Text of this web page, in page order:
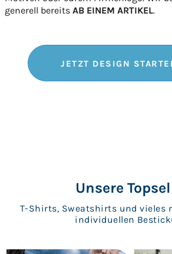
generell bereits AB EINEM ARTIKEL.
JETZT DESIGN
Unsere
T-Shirts, Sweatshirts und vieles
individuellen